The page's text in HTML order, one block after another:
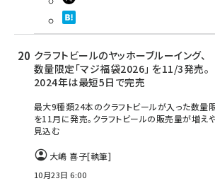
クラフトビールのヤッホーブルーイング、
数量限定「マジ福袋2026」 を11/3発売。
2024年は最短5日で完売
最大9種類24本のクラフトビールが入った数量
を11月に発売。クラフトビールの販売量が増え
見込む
大嶋 喜子[執筆]
10月23日 6:00